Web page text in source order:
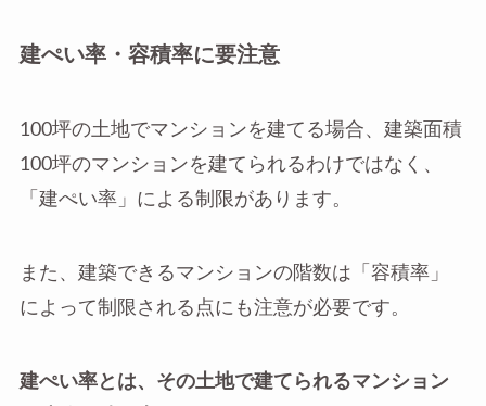
建ぺい率・容積率に要注意
100坪の土地でマンションを建てる場合、建築面積
100坪のマンションを建てられるわけではなく、
「建ぺい率」による制限があります。
また、建築できるマンションの階数は「容積率」
によって制限される点にも注意が必要です。
建ぺい率とは、その土地で建てられるマンション